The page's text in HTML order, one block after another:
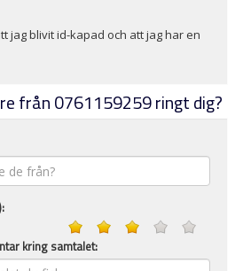
jag blivit id-kapad och att jag har en
från 0761159259 ringt dig?
kring samtalet: